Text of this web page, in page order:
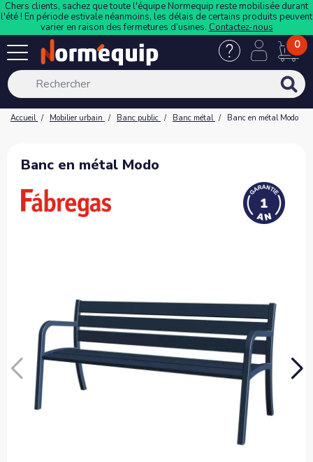
Chers clients, sachez que toute l'équipe Normequip reste mobilisée durant
l'été ! En période estivale néanmoins, les délais de certains produits peuvent
varier en raison des fermetures d’usines. Contactez-nous
0
Accueil Mobilier urbain Banc public Banc métal Banc en métal Modo
Banc en métal Modo